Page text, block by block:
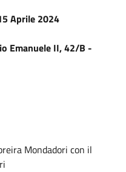
Aprile 2024
Emanuele II, 42/B -
Mondadori con il